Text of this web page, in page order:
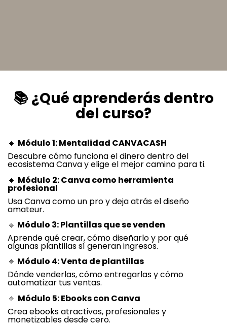
📚 ¿Qué aprenderás dentro
del curso?
🔹 Módulo 1: Mentalidad CANVACASH
Descubre cómo funciona el dinero dentro del
ecosistema Canva y elige el mejor camino para ti.
🔹 Módulo 2: Canva como herramienta
profesional
Usa Canva como un pro y deja atrás el diseño
amateur.
🔹 Módulo 3: Plantillas que se venden
Aprende qué crear, cómo diseñarlo y por qué
algunas plantillas sí generan ingresos.
🔹 Módulo 4: Venta de plantillas
Dónde venderlas, cómo entregarlas y cómo
automatizar tus ventas.
🔹 Módulo 5: Ebooks con Canva
Crea ebooks atractivos, profesionales y
monetizables desde cero.